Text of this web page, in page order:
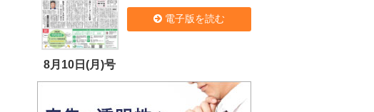
8月10日(月)号
電子版を読む